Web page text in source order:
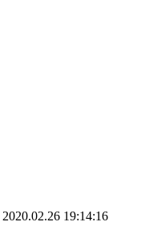
2020.02.26 19:14:16